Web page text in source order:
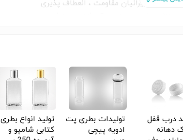
درب قفل
دهانه
تولیدات بطری پت
ادویه پیچی
تولید انواع بطری
کتابی شامپو و